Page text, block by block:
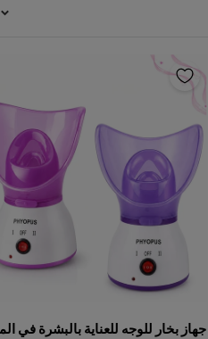
جهاز بخار للوجه للعناية بالبشرة في